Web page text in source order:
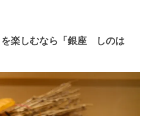
を楽しむなら「銀座 しのは